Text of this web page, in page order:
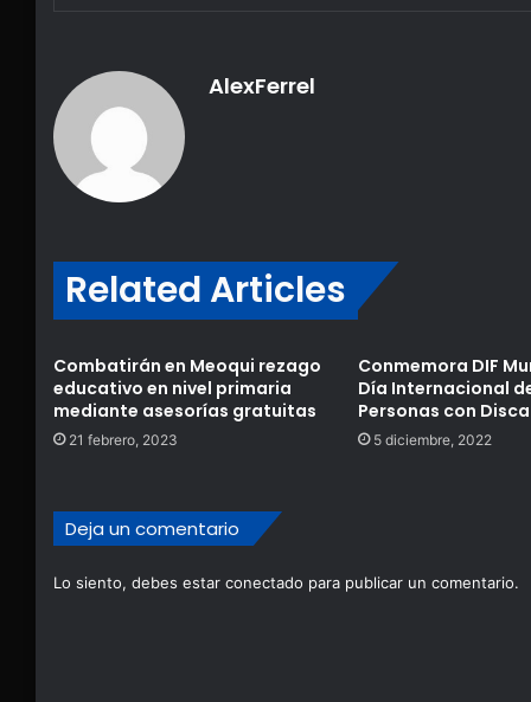
AlexFerrel
Related Articles
Combatirán en Meoqui rezago
educativo en nivel primaria
mediante asesorías gratuitas
21 febrero, 2023
Conmemora DIF
Día Internacional
Personas con
5 diciembre, 2022
Deja un comentario
Lo siento, debes estar conectado para publicar un comentario.